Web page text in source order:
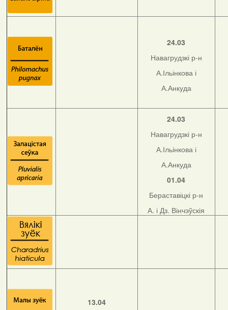
24.03
Навагрудзкі р-н
А.Ільінкова і
А.Анкуда
24.03
Навагрудзкі р-н
А.Ільінкова і
А.Анкуда
01.04
Бераставіцкі р-н
А. і Дз. Вінчэўскія
13.04